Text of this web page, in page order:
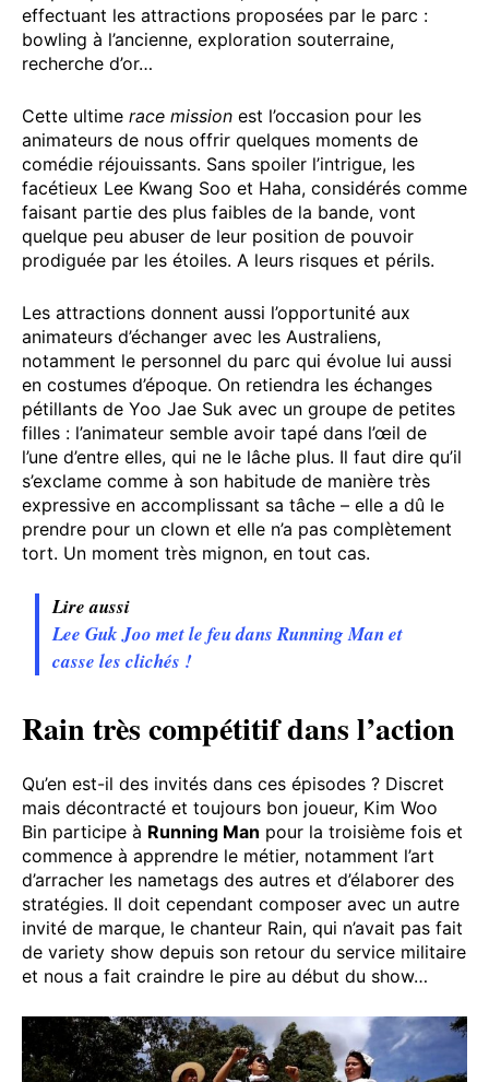
effectuant les attractions proposées par le parc :
bowling à l’ancienne, exploration souterraine,
recherche d’or…
Cette ultime race mission est l’occasion pour les
animateurs de nous offrir quelques moments de
comédie réjouissants. Sans spoiler l’intrigue, les
facétieux Lee Kwang Soo et Haha, considérés comme
faisant partie des plus faibles de la bande, vont
quelque peu abuser de leur position de pouvoir
prodiguée par les étoiles. A leurs risques et périls.
Les attractions donnent aussi l’opportunité aux
animateurs d’échanger avec les Australiens,
notamment le personnel du parc qui évolue lui aussi
en costumes d’époque. On retiendra les échanges
pétillants de Yoo Jae Suk avec un groupe de petites
filles : l’animateur semble avoir tapé dans l’œil de
l’une d’entre elles, qui ne le lâche plus. Il faut dire qu’il
s’exclame comme à son habitude de manière très
expressive en accomplissant sa tâche – elle a dû le
prendre pour un clown et elle n’a pas complètement
tort. Un moment très mignon, en tout cas.
Lire aussi
Lee Guk Joo met le feu dans Running Man et
casse les clichés !
Rain très compétitif dans l’action
Qu’en est-il des invités dans ces épisodes ? Discret
mais décontracté et toujours bon joueur, Kim Woo
Bin participe à Running Man pour la troisième fois et
commence à apprendre le métier, notamment l’art
d’arracher les nametags des autres et d’élaborer des
stratégies. Il doit cependant composer avec un autre
invité de marque, le chanteur Rain, qui n’avait pas fait
de variety show depuis son retour du service militaire
et nous a fait craindre le pire au début du show…